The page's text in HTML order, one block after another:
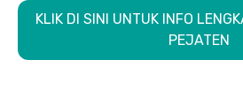
KLIK DI SINI UNTUK INFO
PEJATEN